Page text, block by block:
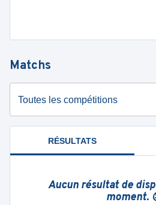
Matchs
Toutes les compétitions
RÉSULTATS
Aucun résultat de
moment.